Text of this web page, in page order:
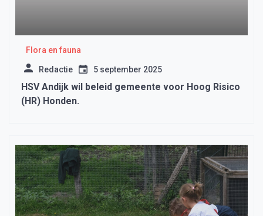
Flora en fauna
Redactie 5 september 2025
HSV Andijk wil beleid gemeente voor Hoog Risico
(HR) Honden.